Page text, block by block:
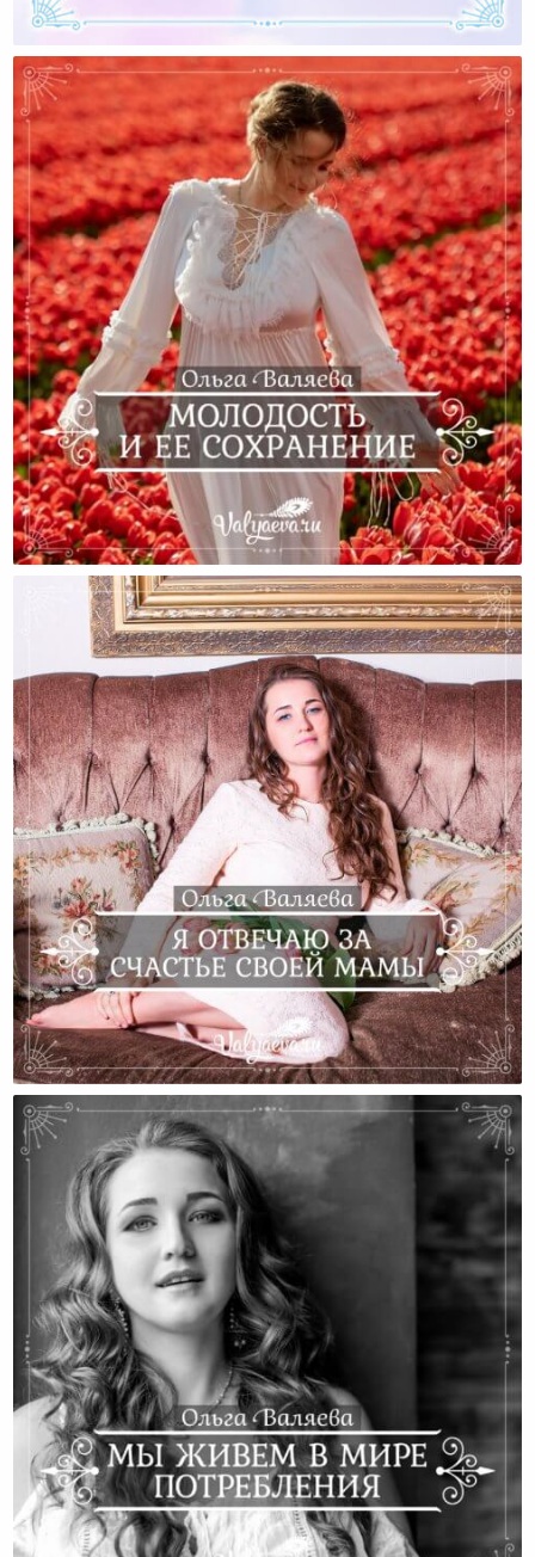
Я Безнадежно Отстала
Молодость И Ее Сохранение
Я Отвечаю За Счастье Своей Мамы